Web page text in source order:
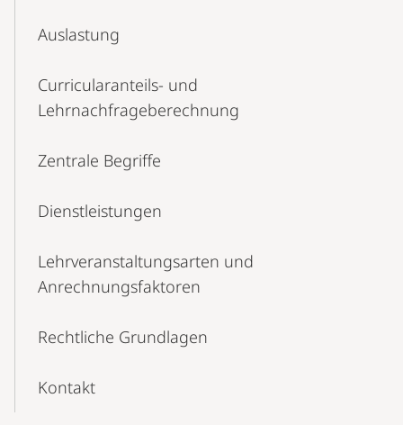
Auslastung
Curricularanteils- und
Lehrnachfrageberechnung
Zentrale Begriffe
Dienstleistungen
Lehrveranstaltungsarten und
Anrechnungsfaktoren
Rechtliche Grundlagen
Kontakt